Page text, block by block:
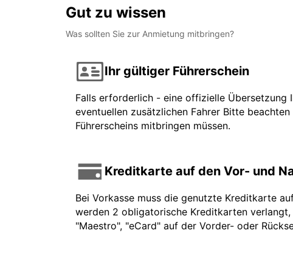
Gut zu wissen
Was sollten Sie zur Anmietung mitbringen?
Ihr gültiger Führerschein
Falls erforderlich - eine offizielle Übersetzung
eventuellen zusätzlichen Fahrer Bitte
Führerscheins mitbringen müssen.
Kreditkarte auf den Vor- und
Bei Vorkasse muss die genutzte Kreditkarte
werden 2 obligatorische Kreditkarten
"Maestro", "eCard" auf der Vorder- oder